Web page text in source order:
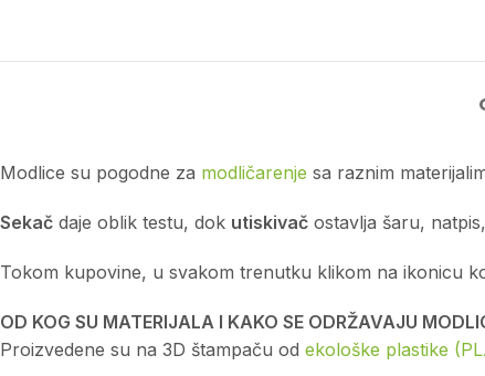
Modlice su pogodne za modličarenje sa raznim
Sekač daje oblik testu, dok utiskivač ostavlja šaru,
Tokom kupovine, u svakom trenutku klikom na ikonicu
OD KOG SU MATERIJALA I KAKO SE ODRŽAVAJU
Proizvedene su na 3D štampaču od ekološke plastike